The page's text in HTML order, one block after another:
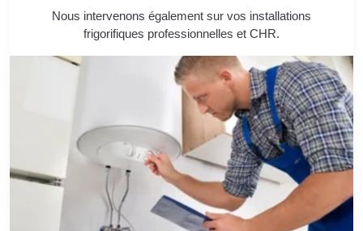
Nous intervenons également sur vos installations
frigorifiques professionnelles et CHR.